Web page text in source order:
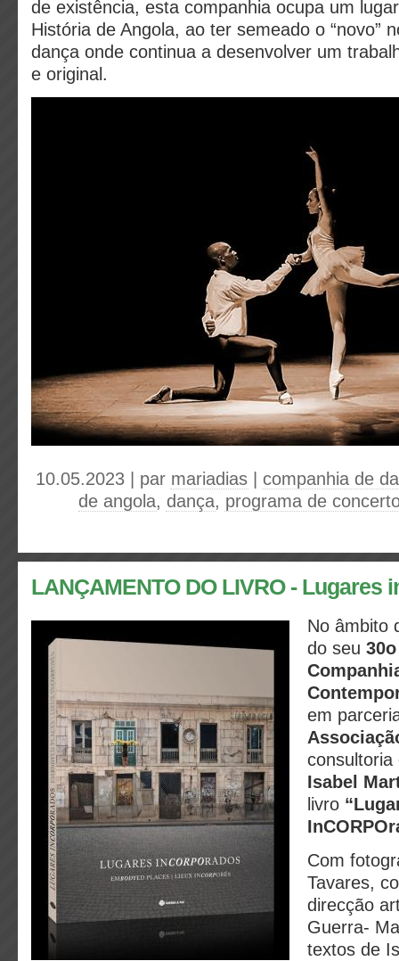
de existência, esta companhia ocupa um
História de Angola, ao ter semeado o “novo”
dança onde continua a desenvolver um
e original.
10.05.2023 | par mariadias
companhia de
de angola, dança, programa de
LANÇAMENTO DO LIVRO - Lugares
No âmbito
do seu
em
Isabel
livro
Com
Tavares,
direcção
Guerra-
textos de